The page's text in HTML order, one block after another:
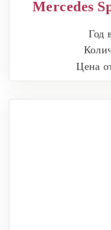
Mercedes
Год
Цена